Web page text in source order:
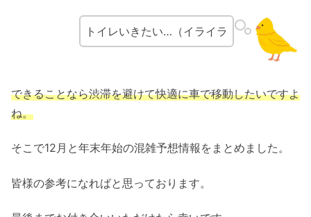
トイレいきたい…（イライラ
できることなら渋滞を避けて快適に車で移動したいですよ
ね。
そこで12月と年末年始の混雑予想情報をまとめました。
皆様の参考になればと思っております。